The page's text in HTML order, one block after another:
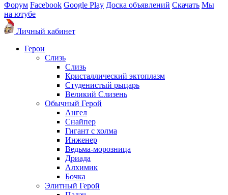
Форум Facebook Google Play Доска объявлений Скачать Мы
на ютубе
Личный кабинет
Герои
Слизь
Слизь
Кристаллический эктоплазм
Студенистый рыцарь
Великий Слизень
Обычный Герой
Ангел
Снайпер
Гигант с холма
Инженер
Ведьма-морозница
Дриада
Алхимик
Бочка
Элитный Герой